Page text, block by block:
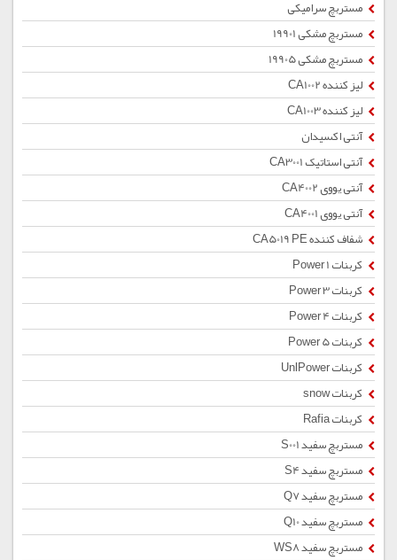
مستربچ سرامیکی
مستربچ مشکی 19901
مستربچ مشکی 19905
لیز کننده CA1002
لیز کننده CA1003
آنتی اکسیدان
آنتی استاتیک CA3001
آنتی یووی CA4002
آنتی یووی CA4001
شفاف کننده CA5019 PE
کربنات Power 1
کربنات Power 3
کربنات Power 4
کربنات Power 5
کربنات UnlPower
کربنات snow
کربنات Rafia
مستربچ سفید S001
مستربچ سفید S4
مستربچ سفید Q7
مستربچ سفید Q10
مستربچ سفید WS8